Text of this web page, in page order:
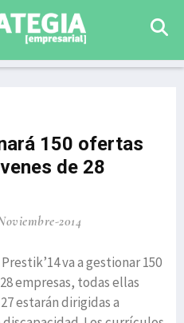
150 ofertas
de 28
2014
va a gestionar 150
empresas, todas ellas
estarán dirigidas a